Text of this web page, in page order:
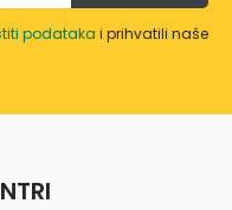
podataka i prihvatili naše